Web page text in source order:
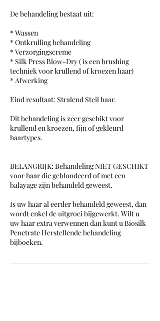
De behandeling bestaat uit:
* Wassen
* Ontkrulling behandeling
* Verzorgingscreme
* Silk Press Blow-Dry ( is een brushing
techniek voor krullend of kroezen haar)
* Afwerking
Eind resultaat: Stralend Steil haar.
Dit behandeling is zeer geschikt voor
krullend en kroezen, fijn of gekleurd
haartypes.
BELANGRIJK: Behandeling NIET GESCHIKT
voor haar die geblondeerd of met een
balayage zijn behandeld geweest.
Is uw haar al eerder behandeld geweest, dan
wordt enkel de uitgroei bijgewerkt. Wilt u
uw haar extra verwennen dan kunt u Biosilk
Penetrate Herstellende behandeling
bijboeken.